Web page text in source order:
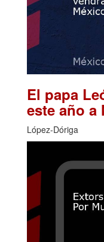
El papa
este año a
López-Dóriga